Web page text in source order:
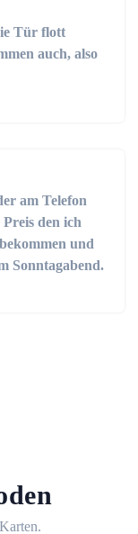
Tür flott
auch, also
am Telefon
den ich
und
Sonntagabend.